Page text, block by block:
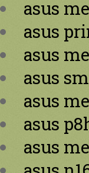
asus
asus
asus
asus
asus
asus
asus